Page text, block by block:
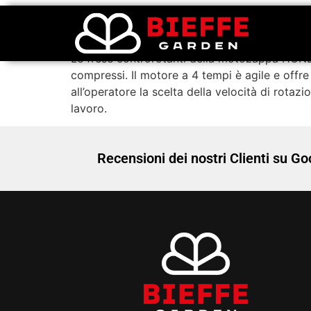
Motocoltivatore
Le frese controrotanti della motozappa
compressi. Il motore a 4 tempi è agile e
all’operatore la scelta della velocità di
lavoro.
Recensioni dei nostri Clienti su